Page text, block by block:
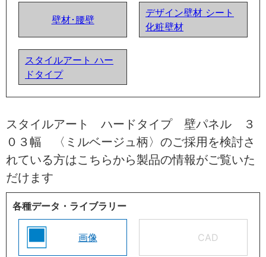
壁材･腰壁
デザイン壁材 シート
化粧壁材
スタイルアート ハー
ドタイプ
スタイルアート ハードタイプ 壁パネル ３
０３幅 〈ミルベージュ柄〉のご採用を検討さ
れている方はこちらから製品の情報がご覧いた
だけます
各種データ・ライブラリー
画像 CAD